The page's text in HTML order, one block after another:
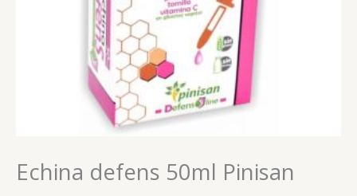
Echina defens 50ml Pinisan